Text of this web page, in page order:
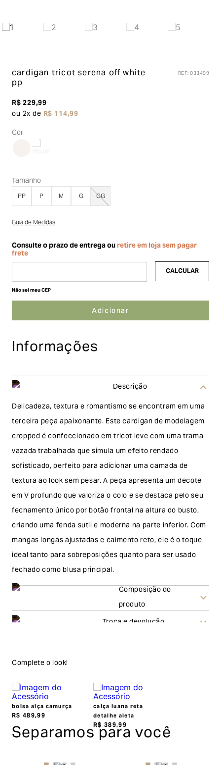
cardigan tricot serena off white
pp
REF:033499
R$229,99
ou 2x de R$ 114,99
Cor
Tamanho
PP P M G GG
Guia de Medidas
Não sei meu CEP
Informações
Descrição
Delicadeza, textura e romantismo se encontram em uma
terceira peça apaixonante. Este cardigan de modelagem
cropped é confeccionado em tricot leve com uma trama
vazada trabalhada que simula um efeito rendado
sofisticado, perfeito para adicionar uma camada de
textura ao look sem pesar. A peça apresenta um decote
em V profundo que valoriza o colo e se destaca pelo seu
fechamento único por botão frontal na altura do busto,
criando uma fenda sutil e moderna na parte inferior. Com
mangas longas ajustadas e caimento reto, ele é o toque
ideal tanto para sobreposições quanto para ser usado
fechado como blusa principal.
Composição do
produto
Troca e devolução
A solicitação de troca pode ser feita em até 30 (trinta)
dias corridos, a contar do recebimento do produto. Ao
escolher a modalidade troca, no final do processo de
envio do produto e conferência interna por parte da
Garage, você receberá um vale no valor
correspondente a(s) peça(s) aprovada(s) para efetuar
uma nova compra pelo site.
Complete o look!
bolsa alça camurça
R$ 489,99
calça luana reta
detalhe aleta
R$ 389,99
Separamos para você